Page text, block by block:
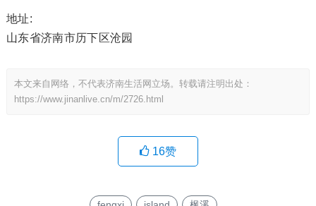
地址:
山东省济南市历下区沧园
本文来自网络，不代表济南生活网立场。转载请注明出处：
https://www.jinanlive.cn/m/2726.html
16赞